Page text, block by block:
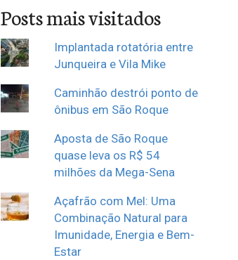
Posts mais visitados
Implantada rotatória entre
Junqueira e Vila Mike
Caminhão destrói ponto de
ônibus em São Roque
Aposta de São Roque
quase leva os R$ 54
milhões da Mega-Sena
Açafrão com Mel: Uma
Combinação Natural para
Imunidade, Energia e Bem-
Estar